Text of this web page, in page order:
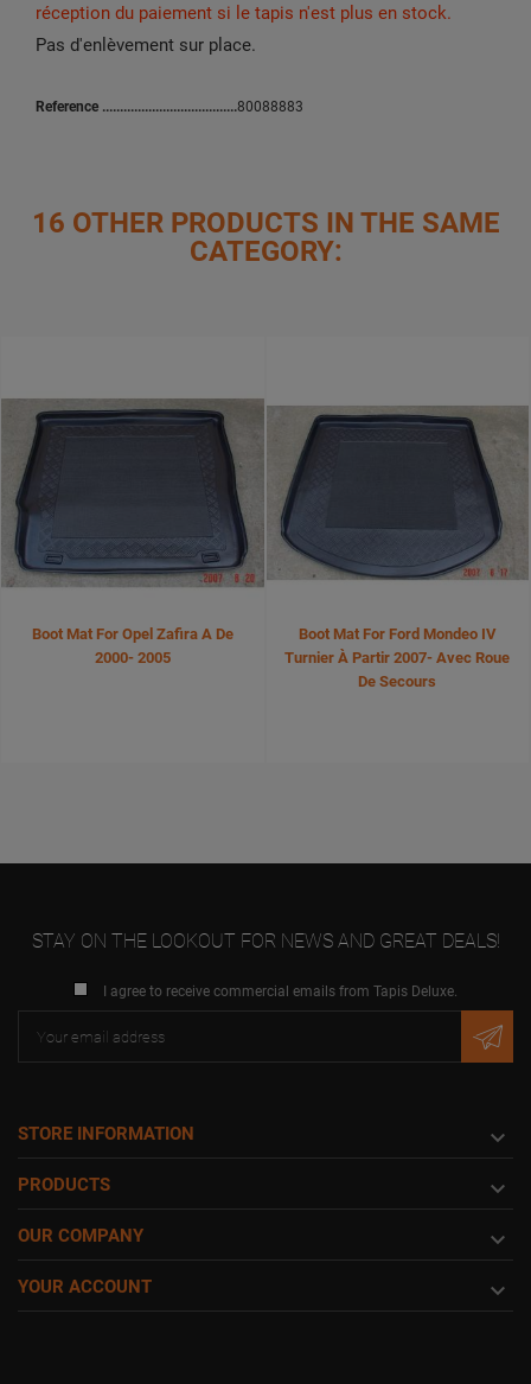
réception du paiement si le tapis n'est plus en stock.
Pas d'enlèvement sur place.
Reference 80088883
16 OTHER PRODUCTS IN THE SAME
CATEGORY:
Boot Mat For Opel Zafira A De
2000- 2005
Boot Mat For Ford Mondeo IV
Turnier À Partir 2007- Avec Roue
De Secours
STAY ON THE LOOKOUT FOR NEWS AND GREAT DEALS!
I agree to receive commercial emails from Tapis Deluxe.
STORE INFORMATION 
PRODUCTS 
OUR COMPANY 
YOUR ACCOUNT 